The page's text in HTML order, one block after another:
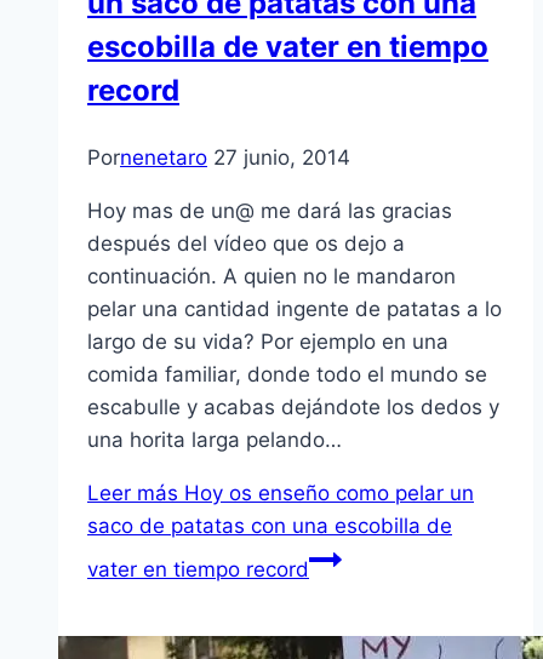
escobilla de vater en tiempo
record
Pornenetaro 27 junio, 2014
Hoy mas de un@ me dará las gracias
después del vídeo que os dejo a
continuación. A quien no le mandaron
pelar una cantidad ingente de patatas a lo
largo de su vida? Por ejemplo en una
comida familiar, donde todo el mundo se
escabulle y acabas dejándote los dedos y
una horita larga pelando…
Leer más Hoy os enseño como pelar un
saco de patatas con una escobilla de
vater en tiempo record